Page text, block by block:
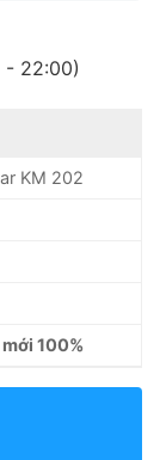
- 22:00)
KM 202
100%